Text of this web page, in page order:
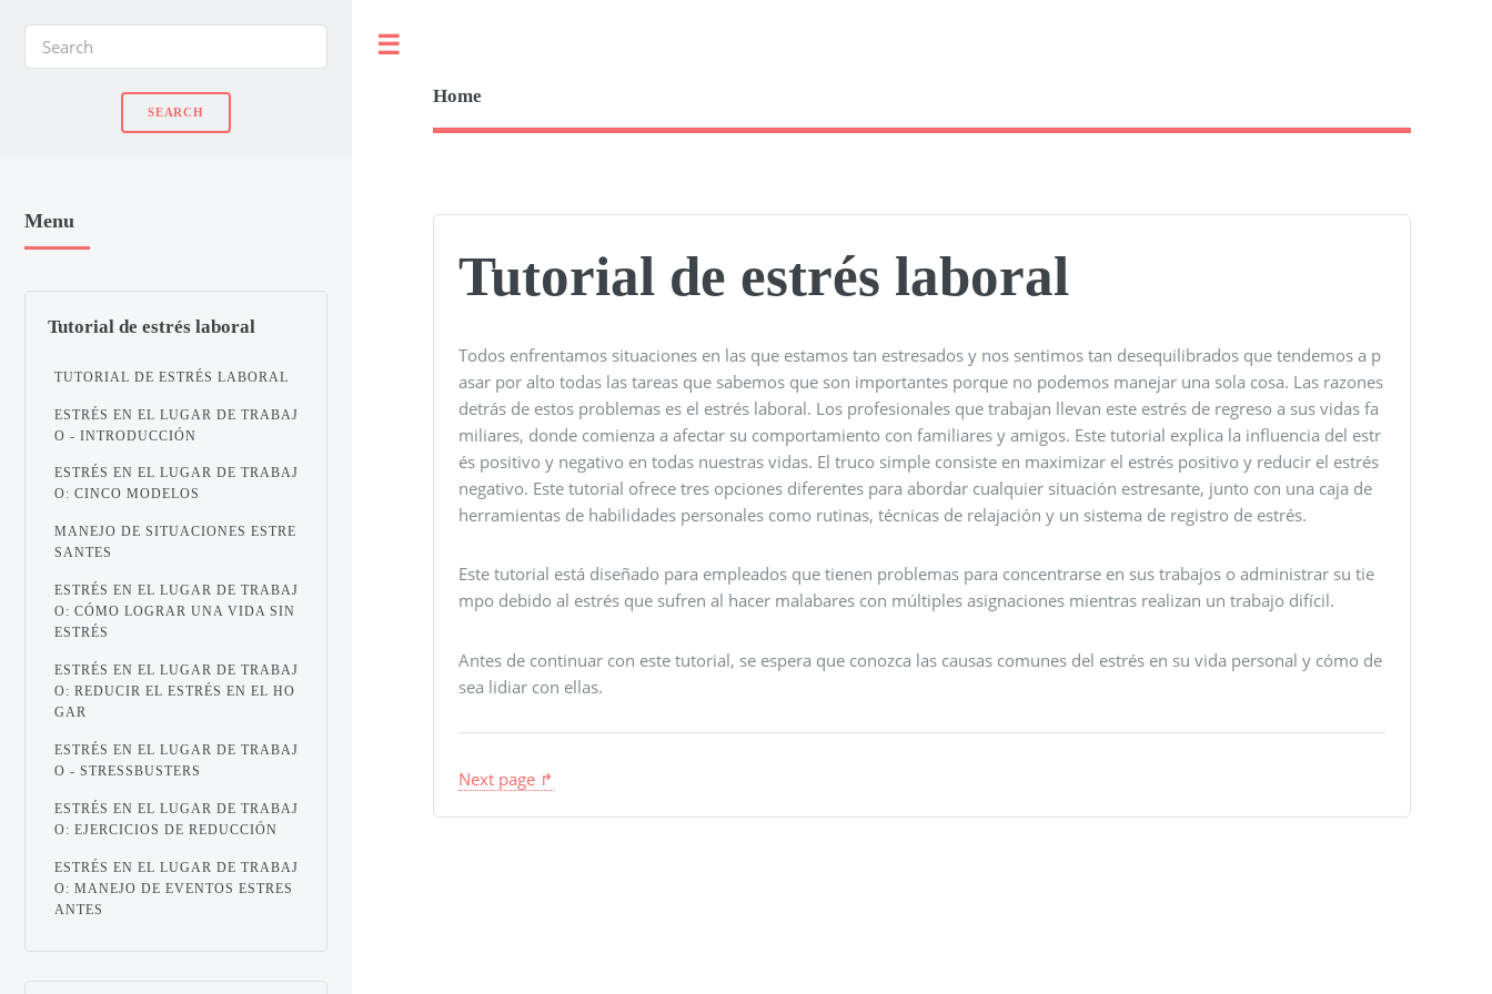
Home
Tutorial de estrés laboral
Todos enfrentamos situaciones en las que estamos tan estresados ​​y nos sentimos tan desequilibrados que tendemos a p
asar por alto todas las tareas que sabemos que son importantes porque no podemos manejar una sola cosa. Las razones
detrás de estos problemas es el estrés laboral. Los profesionales que trabajan llevan este estrés de regreso a sus vidas fa
miliares, donde comienza a afectar su comportamiento con familiares y amigos. Este tutorial explica la influencia del estr
és positivo y negativo en todas nuestras vidas. El truco simple consiste en maximizar el estrés positivo y reducir el estrés
negativo. Este tutorial ofrece tres opciones diferentes para abordar cualquier situación estresante, junto con una caja de
herramientas de habilidades personales como rutinas, técnicas de relajación y un sistema de registro de estrés.
Este tutorial está diseñado para empleados que tienen problemas para concentrarse en sus trabajos o administrar su tie
mpo debido al estrés que sufren al hacer malabares con múltiples asignaciones mientras realizan un trabajo difícil.
Antes de continuar con este tutorial, se espera que conozca las causas comunes del estrés en su vida personal y cómo de
sea lidiar con ellas.
Next page ↱
Menu
Tutorial de estrés laboral
TUTORIAL DE ESTRÉS LABORAL
ESTRÉS EN EL LUGAR DE TRABAJ
O - INTRODUCCIÓN
ESTRÉS EN EL LUGAR DE TRABAJ
O: CINCO MODELOS
MANEJO DE SITUACIONES ESTRE
SANTES
ESTRÉS EN EL LUGAR DE TRABAJ
O: CÓMO LOGRAR UNA VIDA SIN
ESTRÉS
ESTRÉS EN EL LUGAR DE TRABAJ
O: REDUCIR EL ESTRÉS EN EL HO
GAR
ESTRÉS EN EL LUGAR DE TRABAJ
O - STRESSBUSTERS
ESTRÉS EN EL LUGAR DE TRABAJ
O: EJERCICIOS DE REDUCCIÓN
ESTRÉS EN EL LUGAR DE TRABAJ
O: MANEJO DE EVENTOS ESTRES
ANTES